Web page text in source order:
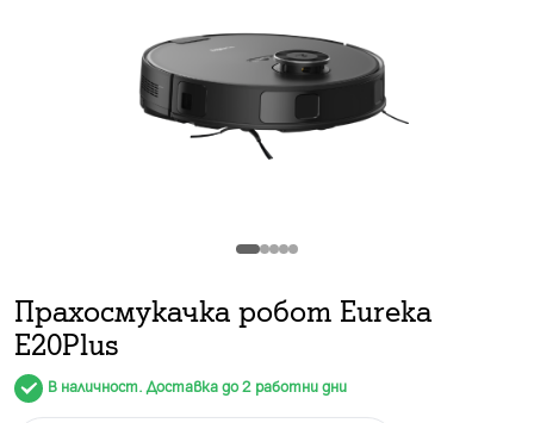
Прахосмукачка робот Eureka
E20Plus
В наличност. Доставка до 2 работни дни